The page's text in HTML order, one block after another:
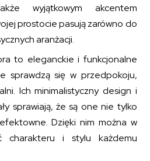
wyjątkowym akcentem
prostocie pasują zarówno do
aranżacji.
to eleganckie i funkcjonalne
sprawdzą się w przedpokoju,
Ich minimalistyczny design i
sprawiają, że są one nie tylko
Dzięki nim można w
charakteru i stylu każdemu